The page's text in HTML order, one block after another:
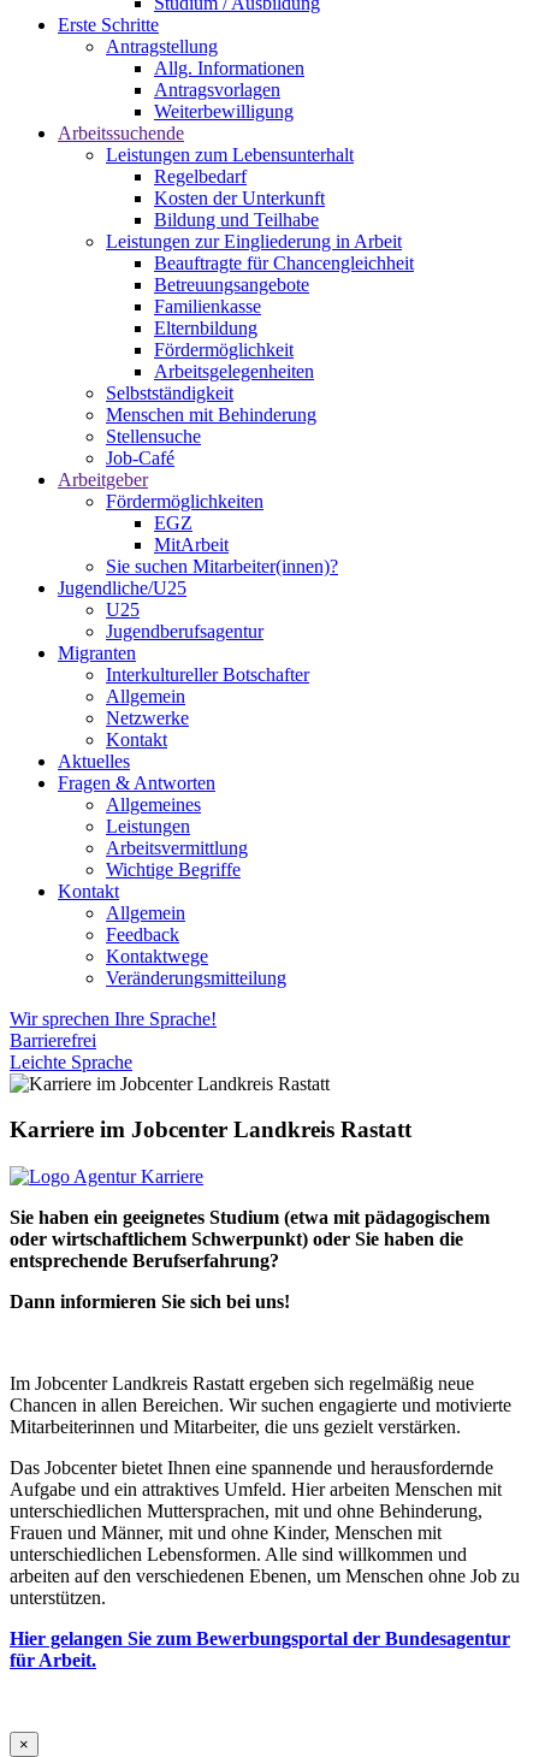
Erste Schritte
Antragstellung
Allg. Informationen
Antragsvorlagen
Weiterbewilligung
Arbeitssuchende
Leistungen zum Lebensunterhalt
Regelbedarf
Kosten der Unterkunft
Bildung und Teilhabe
Leistungen zur Eingliederung in Arbeit
Beauftragte für Chancengleichheit
Betreuungsangebote
Familienkasse
Elternbildung
Fördermöglichkeit
Arbeitsgelegenheiten
Selbstständigkeit
Menschen mit Behinderung
Stellensuche
Job-Café
Arbeitgeber
Fördermöglichkeiten
EGZ
MitArbeit
Sie suchen Mitarbeiter(innen)?
Jugendliche/U25
U25
Jugendberufsagentur
Migranten
Interkultureller Botschafter
Allgemein
Netzwerke
Kontakt
Aktuelles
Fragen & Antworten
Allgemeines
Leistungen
Arbeitsvermittlung
Wichtige Begriffe
Kontakt
Allgemein
Feedback
Kontaktwege
Veränderungsmitteilung
Wir sprechen Ihre Sprache!
Barrierefrei
Leichte Sprache
Karriere im Jobcenter Landkreis Rastatt
Sie haben ein geeignetes Studium (etwa mit pädagogischem
oder wirtschaftlichem Schwerpunkt) oder Sie haben die
entsprechende Berufserfahrung?
Dann informieren Sie sich bei uns!
Im Jobcenter Landkreis Rastatt ergeben sich regelmäßig neue
Chancen in allen Bereichen. Wir suchen engagierte und motivierte
Mitarbeiterinnen und Mitarbeiter, die uns gezielt verstärken.
Das Jobcenter bietet Ihnen eine spannende und herausfordernde
Aufgabe und ein attraktives Umfeld. Hier arbeiten Menschen mit
unterschiedlichen Muttersprachen, mit und ohne Behinderung,
Frauen und Männer, mit und ohne Kinder, Menschen mit
unterschiedlichen Lebensformen. Alle sind willkommen und
arbeiten auf den verschiedenen Ebenen, um Menschen ohne Job zu
unterstützen.
Hier gelangen Sie zum Bewerbungsportal der Bundesagentur
für Arbeit.
×